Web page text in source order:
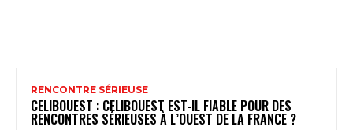
RENCONTRE SÉRIEUSE
CELIBOUEST : CELIBOUEST EST-IL FIABLE POUR DES
RENCONTRES SÉRIEUSES À L’OUEST DE LA FRANCE ?